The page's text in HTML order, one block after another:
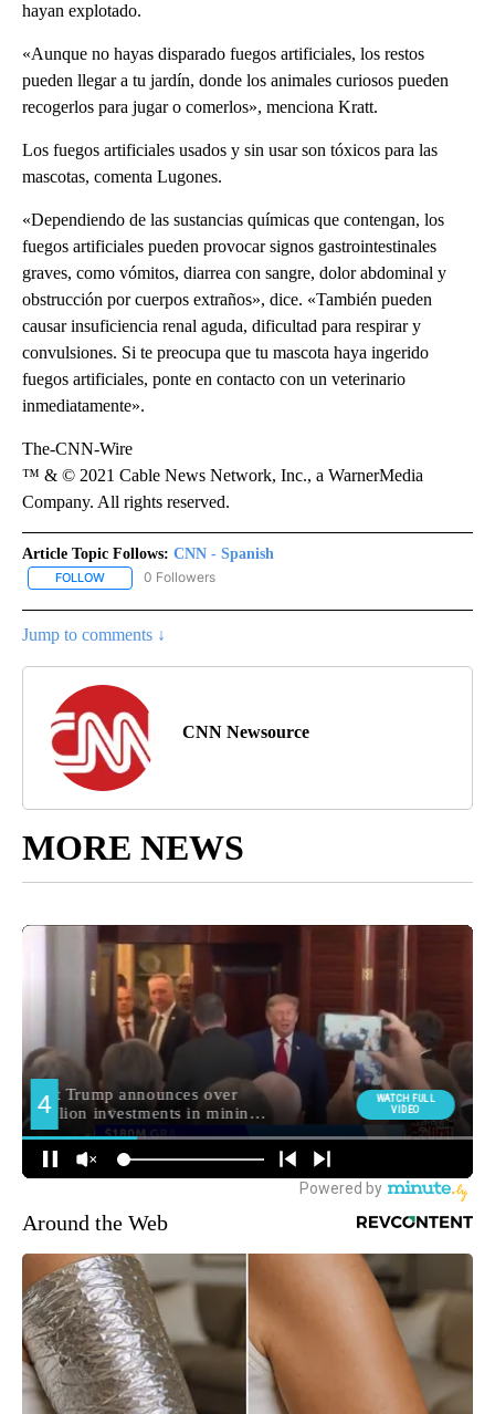
hayan explotado.
«Aunque no hayas disparado fuegos artificiales, los restos
pueden llegar a tu jardín, donde los animales curiosos pueden
recogerlos para jugar o comerlos», menciona Kratt.
Los fuegos artificiales usados y sin usar son tóxicos para las
mascotas, comenta Lugones.
«Dependiendo de las sustancias químicas que contengan, los
fuegos artificiales pueden provocar signos gastrointestinales
graves, como vómitos, diarrea con sangre, dolor abdominal y
obstrucción por cuerpos extraños», dice. «También pueden
causar insuficiencia renal aguda, dificultad para respirar y
convulsiones. Si te preocupa que tu mascota haya ingerido
fuegos artificiales, ponte en contacto con un veterinario
inmediatamente».
The-CNN-Wire
™ & © 2021 Cable News Network, Inc., a WarnerMedia
Company. All rights reserved.
Article Topic Follows: CNN - Spanish
FOLLOW FOLLOW "CNN - SPANISH" TO RECEIVE NOTIFICATIONS ABOUT
0 Followers
Jump to comments ↓
CNN Newsource
MORE NEWS
Around the Web